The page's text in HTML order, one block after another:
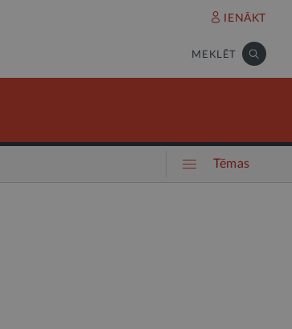
IENĀKT
MEKLĒT
Tēmas